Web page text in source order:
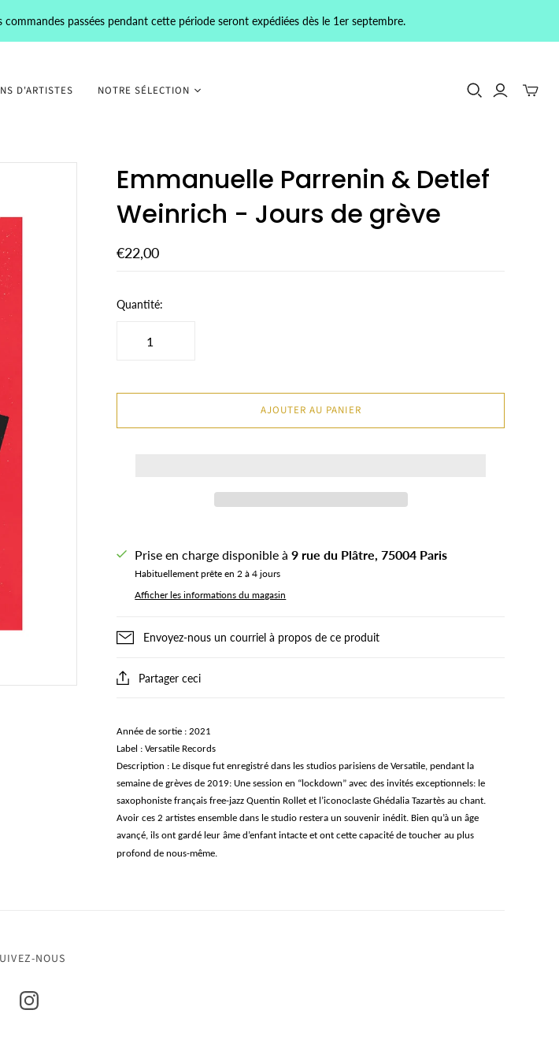
passées pendant cette période seront expédiées dès le 1er septembre.
D'ARTISTES NOTRE SÉLECTION
Emmanuelle Parrenin & Detlef
Weinrich - Jours de grève
€22,00
Quantité:
AJOUTER AU PANIER
Prise en charge disponible à9 rue du Plâtre, 75004 Paris
Habituellement prête en 2 à 4 jours
Afficher les informations du magasin
Envoyez-nous un courriel à propos de ce produit
Partager ceci
Année de sortie : 2021
Label : Versatile Records
Description : Le disque fut enregistré dans les studios parisiens de Versatile, pendant la
semaine de grèves de 2019: Une session en “lockdown” avec des invités exceptionnels: le
saxophoniste français free-jazz Quentin Rollet et l’iconoclaste Ghédalia Tazartès au chant.
Avoir ces 2 artistes ensemble dans le studio restera un souvenir inédit. Bien qu’à un âge
avançé, ils ont gardé leur âme d’enfant intacte et ont cette capacité de toucher au plus
profond de nous-même.
NOUS